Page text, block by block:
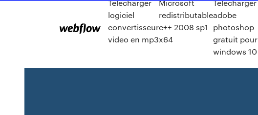
Telecharger
logiciel
convertisseur
video en mp3
Microsoft
redistributable
c++ 2008 sp1
x64
Telecharger
adobe
photoshop
gratuit pour
windows 10